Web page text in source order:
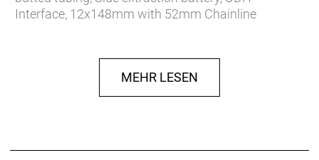
Interface, 12x148mm with 52mm Chainline
Gabel Federweg: 120 mm
Schaltwerk: SRAM NX Eagle, 12 Speed
Schalthebel: SRAM SX Eagle Single Click Trigger
MEHR LESEN